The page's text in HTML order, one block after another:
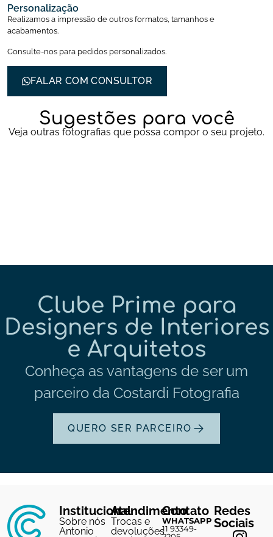
Personalização
Realizamos a impressão de outros formatos, tamanhos e
acabamentos.
Consulte-nos para pedidos personalizados.
FALAR COM CONSULTOR
Sugestões para você
Veja outras fotografias que possa compor o seu projeto.
Clube Prime para
Designers de Interiores
e Arquitetos
Conheça as vantagens de ser um
parceiro da Costardi Fotografia
QUERO SER PARCEIRO
Institucional
Sobre nós
Antonio
Atendimento
Trocas e
devoluções
Contato
WHATSAPP
11 93349-
Redes
Sociais